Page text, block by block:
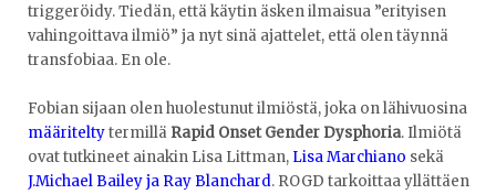
triggeröidy. Tiedän, että käytin äsken ilmaisua ”erityisen
vahingoittava ilmiö” ja nyt sinä ajattelet, että olen täynnä
transfobiaa. En ole.
Fobian sijaan olen huolestunut ilmiöstä, joka on lähivuosina
määriteltytermillä Rapid Onset Gender Dysphoria. Ilmiötä
ovat tutkineet ainakin Lisa Littman, Lisa Marchiano sekä
J.Michael Bailey ja Ray Blanchard. ROGD tarkoittaa yllättäen